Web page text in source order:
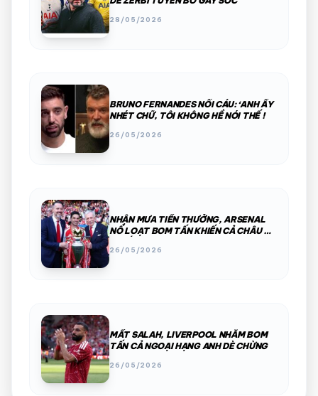
28/05/2026
BRUNO FERNANDES NỔI CÁU: ‘ANH ẤY
NHÉT CHỮ, TÔI KHÔNG HỀ NÓI THẾ !
26/05/2026
NHẬN MƯA TIỀN THƯỞNG, ARSENAL
NỔ LOẠT BOM TẤN KHIẾN CẢ CHÂU ÂU
26/05/2026
MẤT SALAH, LIVERPOOL NHẮM BOM
TẤN CẢ NGOẠI HẠNG ANH DÈ CHỪNG
26/05/2026